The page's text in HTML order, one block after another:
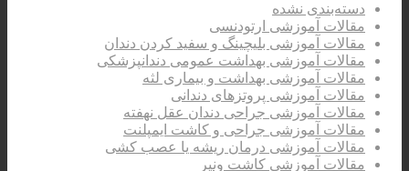
دسته‌بندی نشده
مقالات آموزشی ارتودنسی
مقالات آموزشی بلیچینگ و سفید کردن دندان
مقالات آموزشی بهداشت عمومی دندانپزشکی
مقالات آموزشی بهداشت و بیماری لثه
مقالات آموزشی پروتزهای دندانی
مقالات آموزشی جراحی دندان عقل نهفته
مقالات آموزشی جراحی و کاشت ایمپلنت
مقالات آموزشی درمان ریشه یا عصب کشی
مقالات آموزشی کاشت ونیر